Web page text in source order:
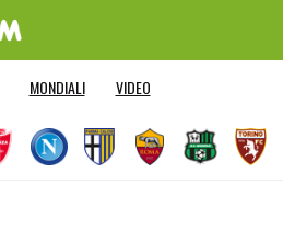
MONDIALI VIDEO